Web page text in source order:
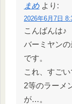
まめ より:
2026年6月7日
こんばんは♪
バーミヤン
です。
これ、すごい
2等のラーメ
が…。